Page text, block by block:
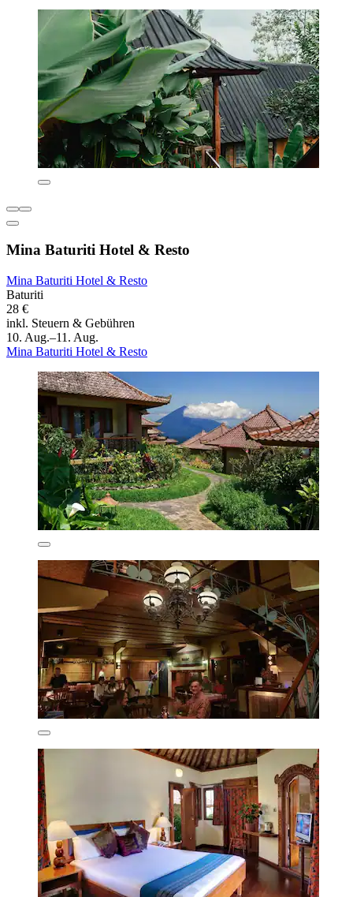
Mina Baturiti Hotel & Resto
Mina Baturiti Hotel & Resto
Baturiti
28 €
inkl. Steuern & Gebühren
10. Aug.–11. Aug.
Mina Baturiti Hotel & Resto